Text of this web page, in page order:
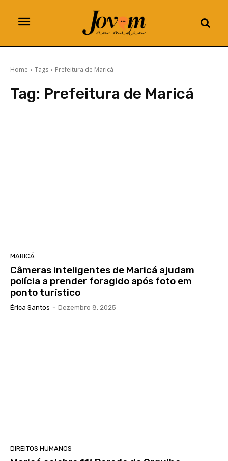
Home Tags Prefeitura de Maricá
Tag: Prefeitura de Maricá
MARICÁ
Câmeras inteligentes de Maricá ajudam
polícia a prender foragido após foto em
ponto turístico
Érica Santos - Dezembro 8, 2025
DIREITOS HUMANOS